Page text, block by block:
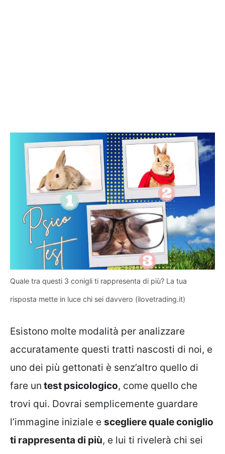
Quale tra questi 3 conigli ti rappresenta di più? La tua
risposta mette in luce chi sei davvero (ilovetrading.it)
Esistono molte modalità per analizzare
accuratamente questi tratti nascosti di noi, e
uno dei più gettonati è senz’altro quello di
fare un test psicologico, come quello che
trovi qui. Dovrai semplicemente guardare
l’immagine iniziale e scegliere quale coniglio
ti rappresenta di più, e lui ti rivelerà chi sei